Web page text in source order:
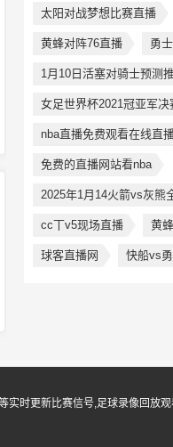
太阳对战梦想比赛直播
黄蜂对阵76直播 勇
1月10日活塞对骑士预测
女足世界杯2021冠亚军决
nba直播免费观看在线直
免费的直播网站看nba
2025年1月14火箭vs灰熊
cc丅v5现场直播 黄
球客直播网 快船vs
时更新比赛信号,足球录像回放